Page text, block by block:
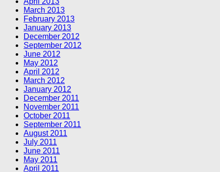
March 2013
February 2013
January 2013
December 2012
September 2012
June 2012
May 2012
April 2012
March 2012
January 2012
December 2011
November 2011
October 2011
September 2011
August 2011
July 2011
June 2011
May 2011
April 2011